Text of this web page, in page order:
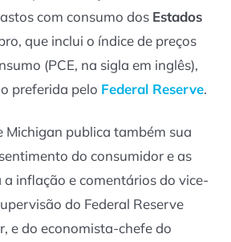
com consumo dos Estados
que inclui o índice de preços
(PCE, na sigla em inglês),
preferida pelo Federal Reserve.
Michigan publica também sua
do consumidor e as
inflação e comentários do vice-
do Federal Reserve
e do economista-chefe do